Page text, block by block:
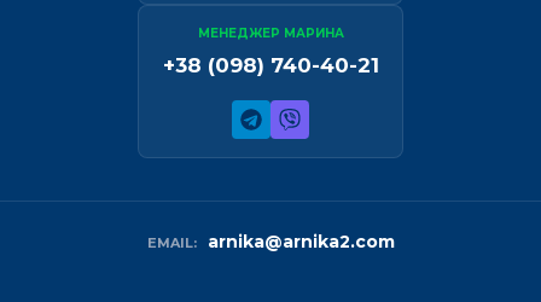
МЕНЕДЖЕР МАРИНА
+38 (098) 740-40-21
EMAIL: arnika@arnika2.com